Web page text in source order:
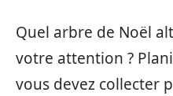
Quel arbre de Noël
votre attention ?
vous devez collecter